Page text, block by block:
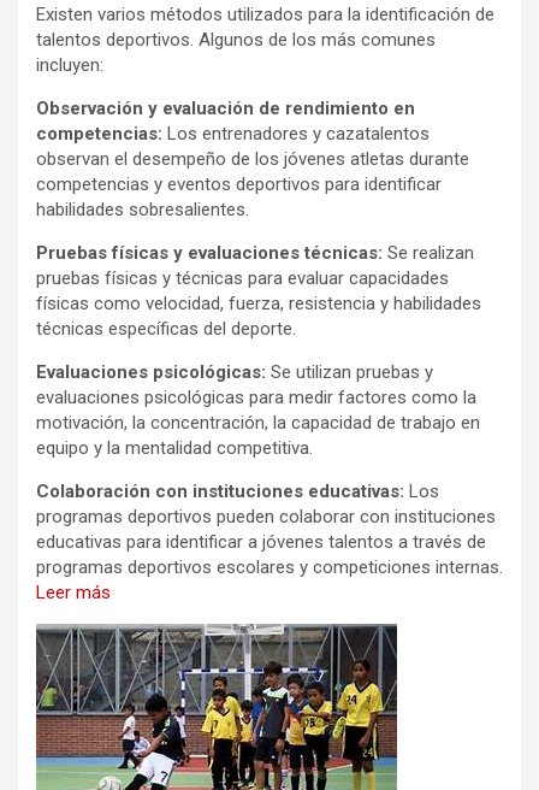
Existen varios métodos utilizados para la identificación de
talentos deportivos. Algunos de los más comunes
incluyen:
Observación y evaluación de rendimiento en
competencias: Los entrenadores y cazatalentos
observan el desempeño de los jóvenes atletas durante
competencias y eventos deportivos para identificar
habilidades sobresalientes.
Pruebas físicas y evaluaciones técnicas: Se realizan
pruebas físicas y técnicas para evaluar capacidades
físicas como velocidad, fuerza, resistencia y habilidades
técnicas específicas del deporte.
Evaluaciones psicológicas: Se utilizan pruebas y
evaluaciones psicológicas para medir factores como la
motivación, la concentración, la capacidad de trabajo en
equipo y la mentalidad competitiva.
Colaboración con instituciones educativas: Los
programas deportivos pueden colaborar con instituciones
educativas para identificar a jóvenes talentos a través de
programas deportivos escolares y competiciones internas.
Leer más